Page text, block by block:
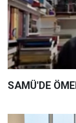
SAMÜ'DE